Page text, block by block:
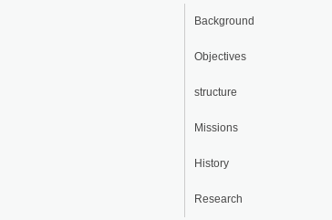
Background
Objectives
structure
Missions
History
Research